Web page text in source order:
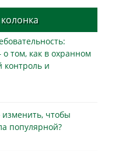
том, как в охранном
контроль и
чтобы
популярной?